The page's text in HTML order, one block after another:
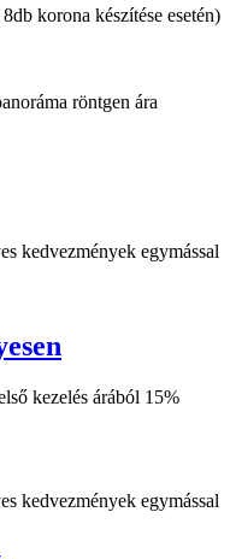
korona készítése esetén)
röntgen ára
kedvezmények egymással
kezelés árából 15%
kedvezmények egymással